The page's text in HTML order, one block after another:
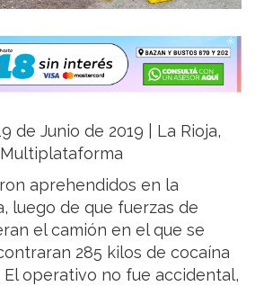
de Junio de 2019 | La Rioja,
aprehendidos en la
luego de que fuerzas de
el camión en el que se
285 kilos de cocaína
operativo no fue accidental,